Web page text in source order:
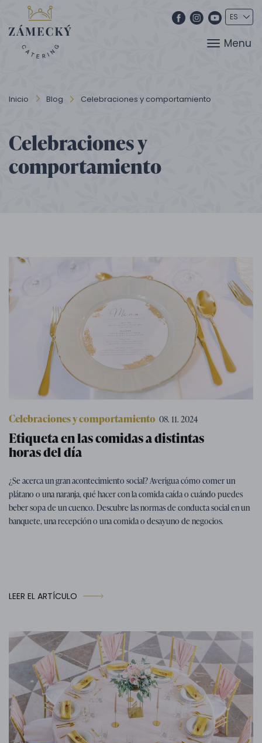
Menu
Inicio Blog Celebraciones y comportamiento
Celebraciones y
comportamiento
Celebraciones y comportamiento 08. 11. 2024
Etiqueta en las comidas a distintas
horas del día
¿Se acerca un gran acontecimiento social? Averigua cómo comer un
plátano o una naranja, qué hacer con la comida caída o cuándo puedes
beber sopa de un cuenco. Descubre las normas de conducta social en un
banquete, una recepción o una comida o desayuno de negocios.
LEER EL ARTÍCULO